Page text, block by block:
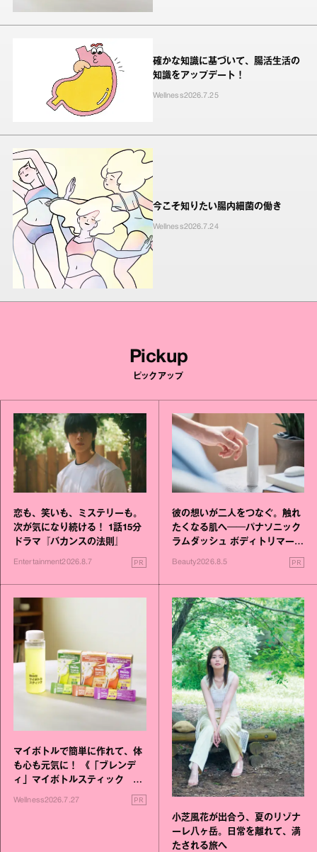
確かな知識に基づいて、腸活生活の
知識をアップデート！
Wellness2026.7.25
今こそ知りたい腸内細菌の働き
Wellness2026.7.24
Pickup
ピックアップ
恋も、笑いも、ミステリーも。
次が気になり続ける！ 1話15分
ドラマ『バカンスの法則』
Entertainment2026.8.7 PR
彼の想いが二人をつなぐ。触れ
たくなる肌へ──パナソニック
ラムダッシュ ボディトリマーが
Beauty2026.8.5 PR
マイボトルで簡単に作れて、体
も心も元気に！ 《「ブレンデ
ィ」マイボトルスティック い
いこと毎日》シリーズが誕生
Wellness2026.7.27 PR
小芝風花が出合う、夏のリゾナ
ーレ八ヶ岳。日常を離れて、満
たされる旅へ